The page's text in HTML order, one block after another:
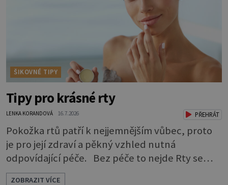
mohou mít v nepořádku zažívání.
ŠIKOVNÉ TIPY
Tipy pro krásné rty
LENKA KORANDOVÁ 16.7.2026 PŘEHRÁT
Pokožka rtů patří k nejjemnějším vůbec, proto
je pro její zdraví a pěkný vzhled nutná
odpovídající péče. Bez péče to nejde Rty se
neliší jen barvou, ale také mnohem tenčí
ZOBRAZIT VÍCE